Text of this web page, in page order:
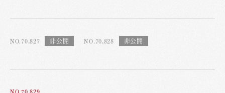
NO.70,827 NO.70,828
NO.70,829